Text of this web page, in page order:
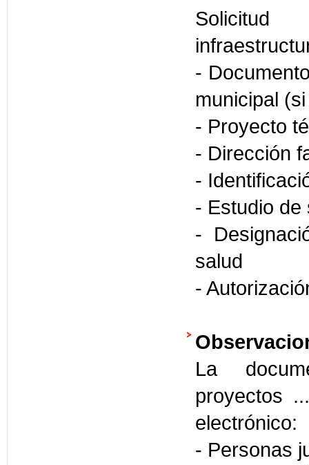
Solicitud
-
municipal
- Proyecto
- Dirección
-
- Estudio de
-
salud
-
La
proyectos
electrónico:
- Personas